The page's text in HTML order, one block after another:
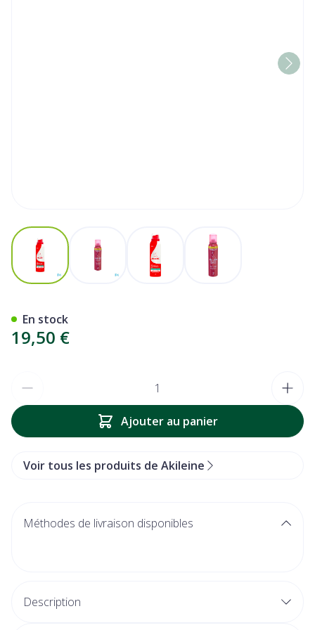
View larger imageView larger imageView larger imageView larger image
19,50 €
Ajouter au panier
En stock
Voir tous les produits de Akileine
Méthodes de livraison disponibles
Description